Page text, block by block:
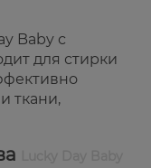
Baby с
для стирки
ткани,